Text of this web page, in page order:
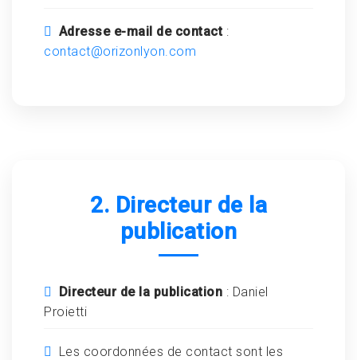
Adresse e-mail de contact:
contact@orizonlyon.com
2. Directeur de la
publication
Directeur de la publication : Daniel
Proietti
Les coordonnées de contact sont les